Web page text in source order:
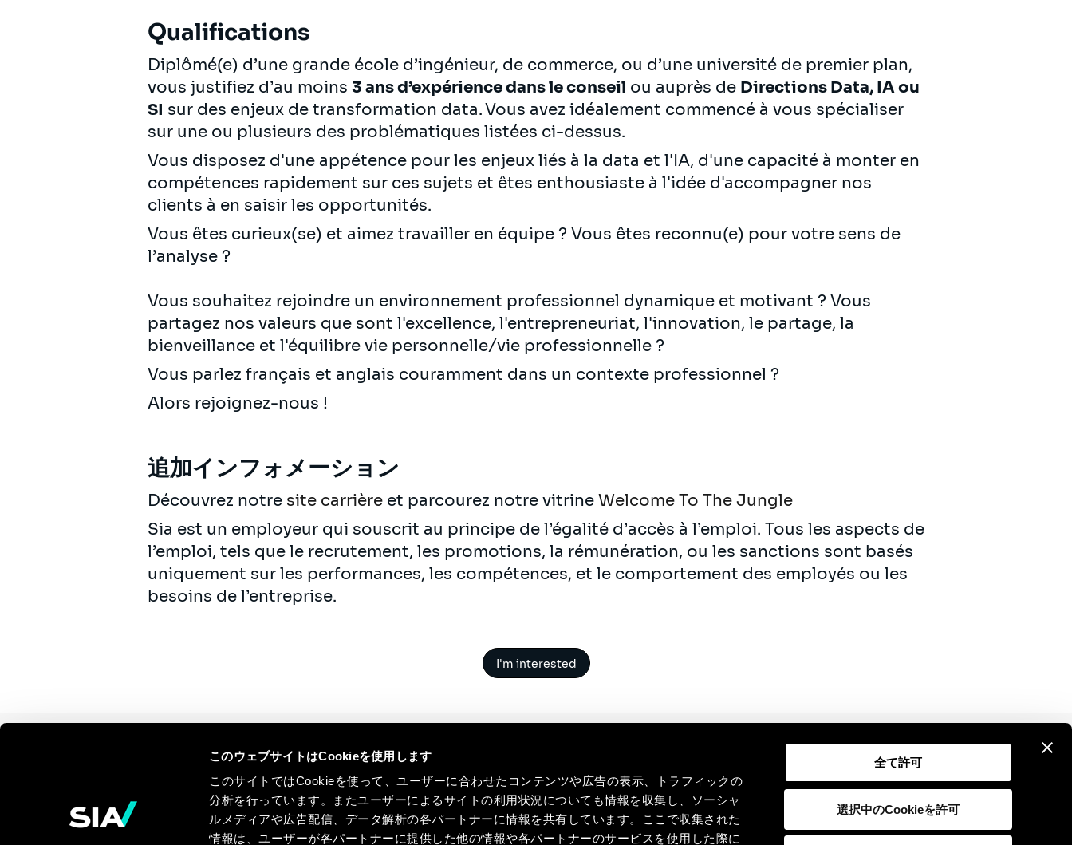
このウェブサイトはCookieを使用します
このサイトではCookieを使って、ユーザーに合わせたコンテンツや広告の表示、トラフィックの
分析を行っています。またユーザーによるサイトの利用状況についても情報を収集し、ソーシャ
ルメディアや広告配信、データ解析の各パートナーに情報を共有しています。ここで収集された
情報は、ユーザーが各パートナーに提供した他の情報や各パートナーのサービスを使用した際に
全て許可
選択中のCookieを許可
Qualifications
Diplômé(e) d’une grande école d’ingénieur, de commerce, ou d’une université de premier plan,
vous justifiez d’au moins 3 ans d’expérience dans le conseil ou auprès de Directions Data, IA ou
SI sur des enjeux de transformation data. Vous avez idéalement commencé à vous spécialiser
sur une ou plusieurs des problématiques listées ci-dessus.
Vous disposez d'une appétence pour les enjeux liés à la data et l'IA, d'une capacité à monter en
compétences rapidement sur ces sujets et êtes enthousiaste à l'idée d'accompagner nos
clients à en saisir les opportunités.
Vous êtes curieux(se) et aimez travailler en équipe ? Vous êtes reconnu(e) pour votre sens de
l’analyse ?
Vous souhaitez rejoindre un environnement professionnel dynamique et motivant ? Vous
partagez nos valeurs que sont l'excellence, l'entrepreneuriat, l'innovation, le partage, la
bienveillance et l'équilibre vie personnelle/vie professionnelle ?
Vous parlez français et anglais couramment dans un contexte professionnel ?
Alors rejoignez-nous !
追加インフォメーション
Découvrez notre site carrière et parcourez notre vitrine Welcome To The Jungle
Sia est un employeur qui souscrit au principe de l’égalité d’accès à l’emploi. Tous les aspects de
l’emploi, tels que le recrutement, les promotions, la rémunération, ou les sanctions sont basés
uniquement sur les performances, les compétences, et le comportement des employés ou les
besoins de l’entreprise.
I'm interested
Continue the
discussion
ContactLegal NoticeGDPR